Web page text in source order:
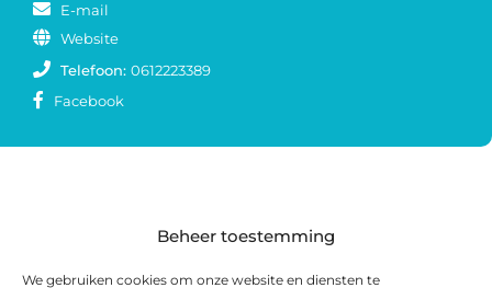
Beheer toestemming
We gebruiken cookies om onze website en diensten te
E-mail
Website
Telefoon: 0612223389
Facebook